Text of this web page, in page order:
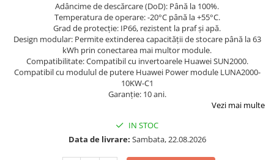
Adâncime de descărcare (DoD): Până la 100%.
Temperatura de operare: -20°C până la +55°C.
Grad de protecție: IP66, rezistent la praf și apă.
Design modular: Permite extinderea capacității de stocare până la 63
kWh prin conectarea mai multor module.
Compatibilitate: Compatibil cu invertoarele Huawei SUN2000.
Compatibil cu modulul de putere Huawei Power module LUNA2000-
10KW-C1
Garanție: 10 ani.
Vezi mai multe
IN STOC
Data de livrare: Sambata, 22.08.2026